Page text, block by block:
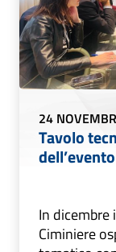
24
Tavolo
In dicembre
Ciminiere